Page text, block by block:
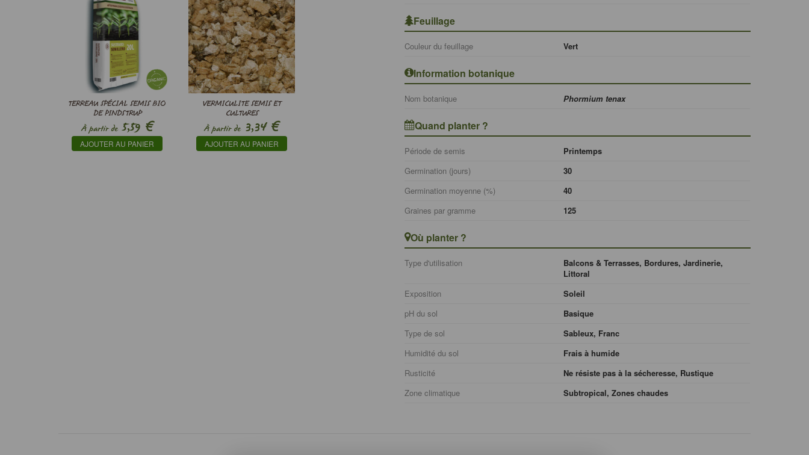
TERREAU SPÉCIAL SEMIS BIO
DE PINDSTRUP
À partir de5,59 €
AJOUTER AU PANIER
VERMICULITE SEMIS ET
CULTURES
À partir de3,34€
AJOUTER AU PANIER
Feuillage
Couleur du feuillage Vert
Information botanique
Nom botanique Phormium tenax
Quand planter ?
Période de semis
Printemps
Germination (jours)
30
Germination moyenne (%)
40
Graines par gramme
125
Où planter ?
Type d'utilisation
Balcons & Terrasses, Bordures, Jardinerie,
Littoral
Exposition
Soleil
pH du sol
Basique
Type de sol
Sableux, Franc
Humidité du sol
Frais à humide
Rusticité
Ne résiste pas à la sécheresse, Rustique
Zone climatique
Subtropical, Zones chaudes